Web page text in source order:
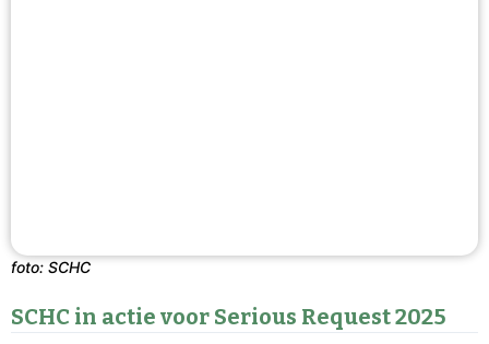
foto: SCHC
SCHC in actie voor Serious Request 2025